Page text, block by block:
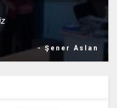
- Şener Aslan